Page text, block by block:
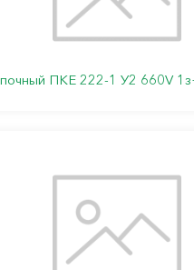
ПКЕ 222-1 У2 660V